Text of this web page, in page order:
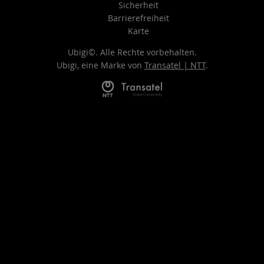
Sicherheit
Barrierefreiheit
Karte
Ubigi©. Alle Rechte vorbehalten.
Ubigi, eine Marke von Transatel | NTT.